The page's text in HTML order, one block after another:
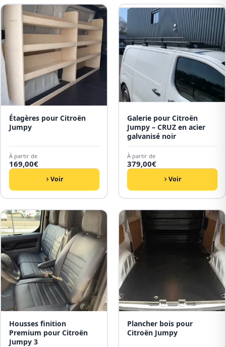
Étagères pour Citroën
Jumpy
À partir de
169,00€
Voir
Galerie pour Citroën
Jumpy – CRUZ en acier
galvanisé noir
À partir de
379,00€
Voir
Housses finition
Premium pour Citroën
Jumpy 3
Plancher bois pour
Citroën Jumpy